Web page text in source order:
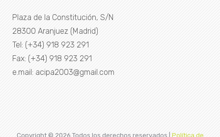
Plaza de la Constitución, S/N
28300 Aranjuez (Madrid)
Tel: (+34) 918 923 291
Fax: (+34) 918 923 291
e.mail: acipa2003@gmail.com
Copyright © 2026 Todos los derechos reservados | Política de